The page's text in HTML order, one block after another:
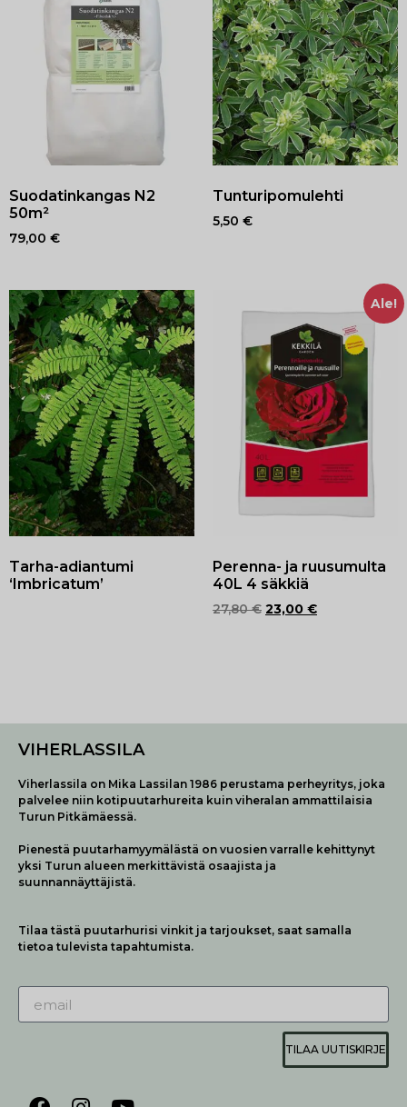
Suodatinkangas N2
50m²
79,00 €
Tunturipomulehti
5,50 €
Tarha-adiantumi
‘Imbricatum’
Ale!
Perenna- ja ruusumulta
40L 4 säkkiä
27,80€ 23,00 €
VIHERLASSILA
Viherlassila on Mika Lassilan 1986 perustama perheyritys, joka
palvelee niin kotipuutarhureita kuin viheralan ammattilaisia
Turun Pitkämäessä.
Pienestä puutarhamyymälästä on vuosien varralle kehittynyt
yksi Turun alueen merkittävistä osaajista ja
suunnannäyttäjistä.
Tilaa tästä puutarhurisi vinkit ja tarjoukset, saat samalla
tietoa tulevista tapahtumista.
TILAA UUTISKIRJE